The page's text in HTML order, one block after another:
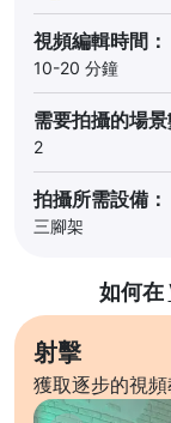
視頻編輯時間：
10-20 分鐘
需要拍攝的場景
2
拍攝所需設備：
三腳架
如何在
射擊
獲取逐步的視頻